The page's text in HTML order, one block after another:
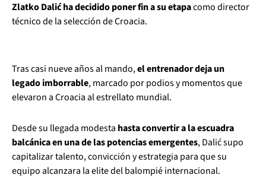
Zlatko Dalić ha decidido poner fin a su etapacomo director
técnico de la selección de Croacia.
Tras casi nueve años al mando,el entrenador deja un
legado imborrable, marcado por podios y momentos que
elevaron a Croacia al estrellato mundial.
Desde su llegada modesta hasta convertir a la escuadra
balcánica en una de las potencias emergentes, Dalić supo
capitalizar talento, convicción y estrategia para que su
equipo alcanzara la elite del balompié internacional.